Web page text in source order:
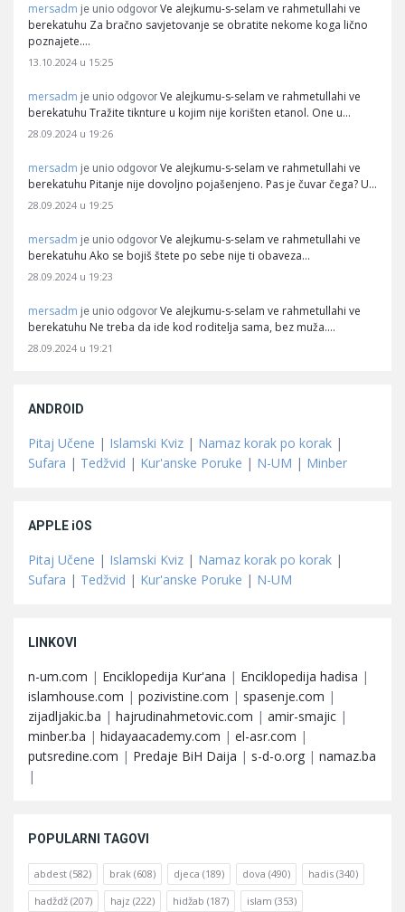
mersadm je unio odgovor Ve alejkumu-s-selam ve rahmetullahi ve
berekatuhu Za bračno savjetovanje se obratite nekome koga lično
poznajete.…
13.10.2024 u 15:25
mersadm je unio odgovor Ve alejkumu-s-selam ve rahmetullahi ve
berekatuhu Tražite tiknture u kojim nije korišten etanol. One u…
28.09.2024 u 19:26
mersadm je unio odgovor Ve alejkumu-s-selam ve rahmetullahi ve
berekatuhu Pitanje nije dovoljno pojašenjeno. Pas je čuvar čega? U…
28.09.2024 u 19:25
mersadm je unio odgovor Ve alejkumu-s-selam ve rahmetullahi ve
berekatuhu Ako se bojiš štete po sebe nije ti obaveza…
28.09.2024 u 19:23
mersadm je unio odgovor Ve alejkumu-s-selam ve rahmetullahi ve
berekatuhu Ne treba da ide kod roditelja sama, bez muža.…
28.09.2024 u 19:21
ANDROID
Pitaj Učene | Islamski Kviz | Namaz korak po korak |
Sufara | Tedžvid | Kur'anske Poruke | N-UM | Minber
APPLE iOS
Pitaj Učene | Islamski Kviz | Namaz korak po korak |
Sufara | Tedžvid | Kur'anske Poruke | N-UM
LINKOVI
n-um.com | Enciklopedija Kur'ana | Enciklopedija hadisa |
islamhouse.com | pozivistine.com | spasenje.com |
zijadljakic.ba | hajrudinahmetovic.com | amir-smajic |
minber.ba | hidayaacademy.com | el-asr.com |
putsredine.com | Predaje BiH Daija | s-d-o.org | namaz.ba
|
POPULARNI TAGOVI
abdest (582) brak (608) djeca (189) dova (490) hadis (340)
hadždž (207) hajz (222) hidžab (187) islam (353)